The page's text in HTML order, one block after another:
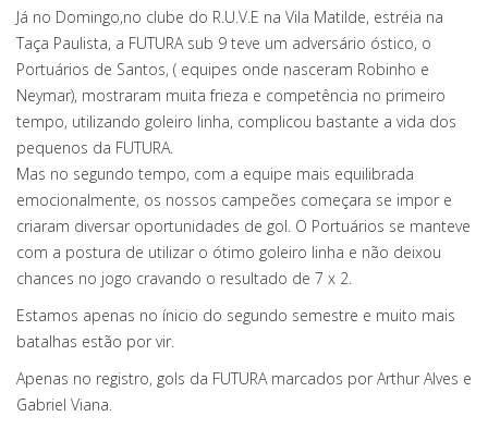
Já no Domingo,no clube do R.U.V.E na Vila Matilde, estréia na
Taça Paulista, a FUTURA sub 9 teve um adversário óstico, o
Portuários de Santos, ( equipes onde nasceram Robinho e
Neymar), mostraram muita frieza e competência no primeiro
tempo, utilizando goleiro linha, complicou bastante a vida dos
pequenos da FUTURA.
Mas no segundo tempo, com a equipe mais equilibrada
emocionalmente, os nossos campeões começara se impor e
criaram diversar oportunidades de gol. O Portuários se manteve
com a postura de utilizar o ótimo goleiro linha e não deixou
chances no jogo cravando o resultado de 7 x 2.
Estamos apenas no ínicio do segundo semestre e muito mais
batalhas estão por vir.
Apenas no registro, gols da FUTURA marcados por Arthur Alves e
Gabriel Viana.